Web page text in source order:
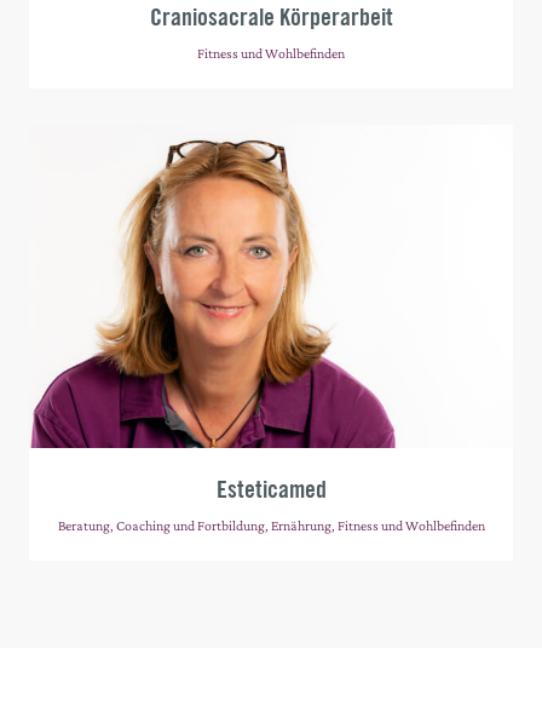
Craniosacrale Körperarbeit
Fitness und Wohlbefinden
Esteticamed
Beratung, Coaching und Fortbildung, Ernährung, Fitness und Wohlbefinden